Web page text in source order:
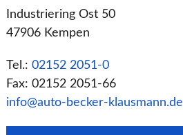
Industriering Ost 50
47906 Kempen
Tel.: 02152 2051-0
Fax: 02152 2051-66
info@auto-becker-klausmann.de